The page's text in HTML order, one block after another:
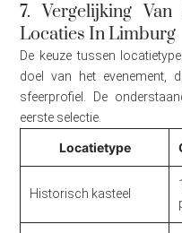
7. Vergelijking Van
Locaties In Limburg
De keuze tussen
doel van het evenement,
sfeerprofiel. De
eerste selectie.
Locatietype
Historisch kasteel